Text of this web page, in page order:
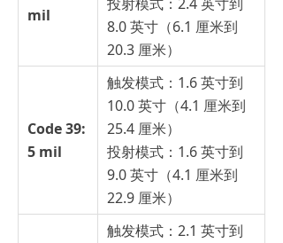
mil
8.0 英寸（6.1 厘米到
20.3 厘米）
Code 39:
5 mil
触发模式：1.6 英寸到
10.0 英寸（4.1 厘米到
25.4 厘米）
投射模式：1.6 英寸到
9.0 英寸（4.1 厘米到
22.9 厘米）
触发模式：2.1 英寸到